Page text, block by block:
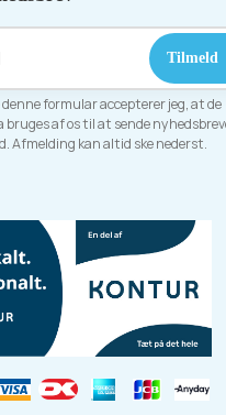
denne formular accepterer jeg, at de
af os til at sende
Afmelding kan altid ske nederst.